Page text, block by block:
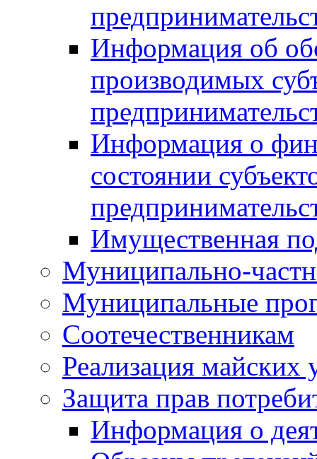
Информация об
производимых
Информация о
состоянии
Имущественная
Муниципально-
Муниципальные
Соотечественникам
Реализация майских
Защита прав
Информация о